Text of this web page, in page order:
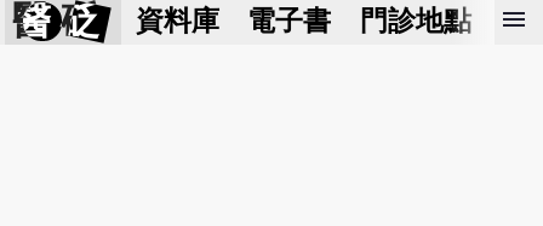
醫 砭 資料庫 電子書 門診地點 預
menu